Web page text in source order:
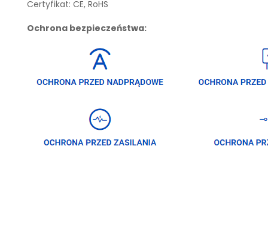
Certyfikat: CE, RoHS
Ochrona bezpieczeństwa: